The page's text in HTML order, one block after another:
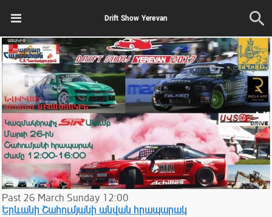
Drift Show Yerevan
Past 26 March Sunday 12:00
Երևանի Շահումյանի անվան հրապարակ